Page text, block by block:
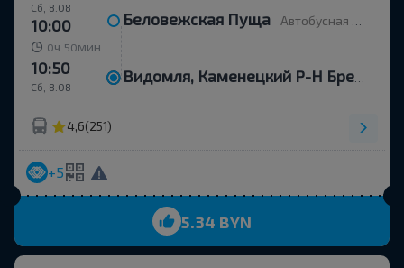
Сб, 8.08
10:00 Беловежская Пуща Автобусная остановка
0ч 50 мин
Сб, 8.08
10:50
4,6(251)
+5
5.34 BYN